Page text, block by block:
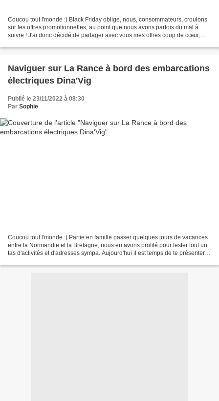
Coucou tout l'monde :) Black Friday oblige, nous, consommateurs, croulons
sur les offres promotionnelles, au point que nous avons parfois du mal à
suivre ! J'ai donc décidé de partager avec vous mes offres coup de cœur,
Naviguer sur La Rance à bord des embarcations
électriques Dina'Vig
Publié le 23/11/2022 à 08:30
Par Sophie
Coucou tout l'monde :) Partie en famille passer quelques jours de vacances
entre la Normandie et la Bretagne, nous en avons profité pour tester tout un
tas d'activités et d'adresses sympa. Aujourd'hui il est temps de te présenter